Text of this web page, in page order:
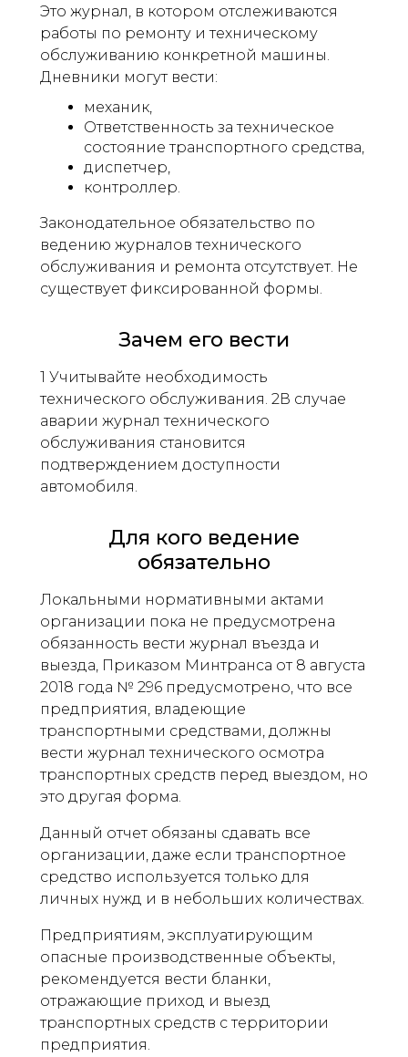
Это журнал, в котором отслеживаются
работы по ремонту и техническому
обслуживанию конкретной машины.
Дневники могут вести:
механик,
Ответственность за техническое
состояние транспортного средства,
диспетчер,
контроллер.
Законодательное обязательство по
ведению журналов технического
обслуживания и ремонта отсутствует. Не
существует фиксированной формы.
Зачем его вести
1 Учитывайте необходимость
технического обслуживания. 2В случае
аварии журнал технического
обслуживания становится
подтверждением доступности
автомобиля.
Для кого ведение
обязательно
Локальными нормативными актами
организации пока не предусмотрена
обязанность вести журнал въезда и
выезда, Приказом Минтранса от 8 августа
2018 года № 296 предусмотрено, что все
предприятия, владеющие
транспортными средствами, должны
вести журнал технического осмотра
транспортных средств перед выездом, но
это другая форма.
Данный отчет обязаны сдавать все
организации, даже если транспортное
средство используется только для
личных нужд и в небольших количествах.
Предприятиям, эксплуатирующим
опасные производственные объекты,
рекомендуется вести бланки,
отражающие приход и выезд
транспортных средств с территории
предприятия.